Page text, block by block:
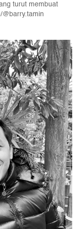
turut membuat